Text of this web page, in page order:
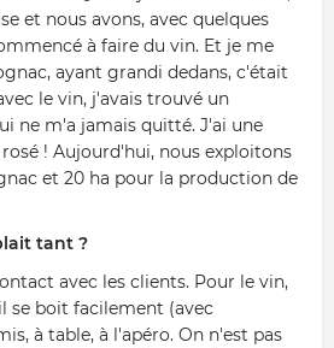
et nous avons, avec quelques
à faire du vin. Et je me
ayant grandi dedans, c'était
le vin, j'avais trouvé un
ne m'a jamais quitté. J'ai une
! Aujourd'hui, nous exploitons
et 20 ha pour la production de
tant ?
avec les clients. Pour le vin,
se boit facilement (avec
à table, à l'apéro. On n'est pas